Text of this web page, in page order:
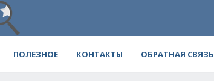
ПОЛЕЗНОЕ КОНТАКТЫ ОБРАТНАЯ СВЯЗЬ